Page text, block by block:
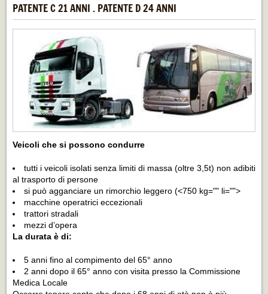
PATENTE C 21 ANNI . PATENTE D 24 ANNI
Veicoli che si possono condurre
tutti i veicoli isolati senza limiti di massa (oltre 3,5t) non adibiti
al trasporto di persone
si può agganciare un rimorchio leggero (<750 kg="" li="">
macchine operatrici eccezionali
trattori stradali
mezzi d’opera
La durata è di:
5 anni fino al compimento del 65° anno
2 anni dopo il 65° anno con visita presso la Commissione
Medica Locale